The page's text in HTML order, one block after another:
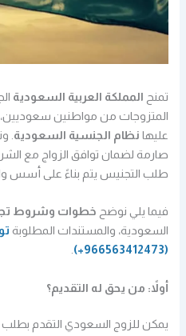
تمنح المملكة العربية السعودية
المتزوجات من مواطنين
عليها نظام الجنسية السعودية .
صارمة لضمان توافق الزواج مع
طلب التجنيس يتم بناءً على أسس
فيما يلي نوضح خطوات وشروط
السعودية، والمستندات المطلوبة
(966563412473+)
أولاً: من يحق له التقديم؟
يمكن للزوج السعودي التقدم بطلب